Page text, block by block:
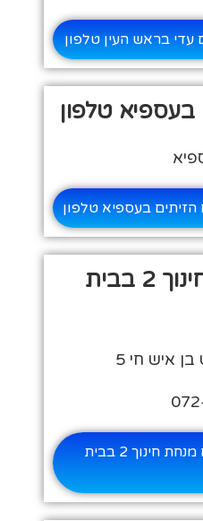
בראש העין טלפון
בעספיא טלפון
בעספיא טלפון
גן ילדים מנחת חינוך 2 בבית
איש חי 5
לכל המידע על גן ילדים מנחת חינוך 2 בבית